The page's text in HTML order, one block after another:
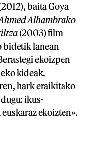
baita Goya
Alhambrako
(2003) film
bidetik lanean
ekoizpen
kideak.
hark eraikitako
ikus-
ekoizten».